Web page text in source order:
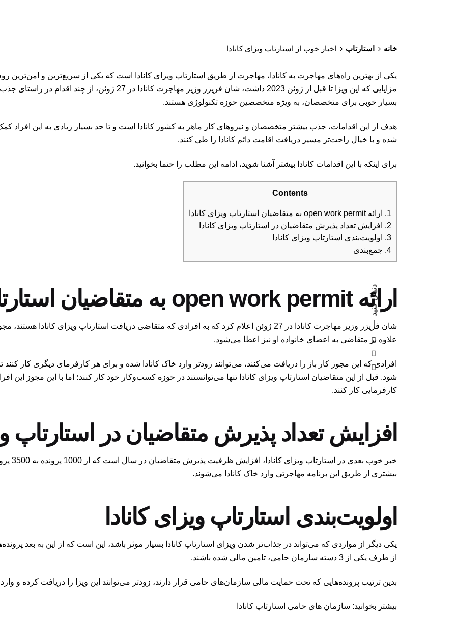
دنبال کنید
خانه استارتاپ اخبار خوب از استارتاپ ویزای کانادا
یکی از بهترین راه‌های مهاجرت به کانادا، مهاجرت از طریق استارتاپ ویزای کانادا است که یکی از سریع‌ترین و امن‌ترین
مزایایی که این ویزا تا قبل از ژوئن 2023 داشت، شان فریزر وزیر
بسیار خوبی برای متخصصان، به ویژه متخصصین حوزه تکنولوژی هستند.
هدف از این اقدامات، جذب بیشتر متخصصان و نیروهای کار ماهر به کشور کانادا است و تا حد بسیار زیادی به این
شده و با خیال راحت‌تر مسیر دریافت اقامت دائم کانادا را طی کنند.
برای اینکه با این اقدامات کانادا بیشتر آشنا شوید، ادامه این مطلب را حتما بخوانید.
Contents
1.
ارائه open work permit به متقاضیان استارتاپ ویزای کانادا
2.
افزایش تعداد پذیرش متقاضیان در استارتاپ ویزای کانادا
3.
اولویت‌بندی استارتاپ ویزای کانادا
4. جمع‌بندی
ارائه open work permit به متقاضیان استارتاپ ویزای کانادا
علاوه بر متقاضی به اعضای خانواده او نیز اعطا می‌شود.
افرادی که این مجوز کار باز را دریافت می‌کنند، می‌توانند زودتر وارد خاک کانادا شده و برای هر کارفرمای دیگری کار کنند
شود. قبل از این متقاضیان استارتاپ ویزای کانادا تنها می‌توانستند در حوزه کسب‌وکار خود کار کنند؛ اما با این مجوز این
کارفرمایی کار کنند.
افزایش تعداد پذیرش متقاضیان در استارتاپ
خبر
بیشتری از طریق این برنامه مهاجرتی وارد خاک کانادا می‌شوند.
اولویت‌بندی استارتاپ ویزای کانادا
یکی دیگر از مواردی که می‌تواند در جذاب‌تر شدن ویزای استارتاپ کانادا بسیار موثر باشد، این است که از این به بعد
از طرف یکی از 3 دسته سازمان حامی، تامین مالی شده باشند.
بدین ترتیب پرونده‌هایی که تحت حمایت مالی سازمان‌های حامی قرار دارند، زودتر می‌توانند این ویزا را دریافت کرده و وارد
بیشتر بخوانید: سازمان های حامی استارتاپ کانادا